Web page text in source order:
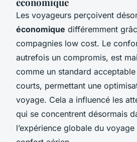
Les voyageurs perçoivent
économique différemment
compagnies low cost. Le
autrefois un compromis, est
comme un standard
courts, permettant une
voyage. Cela a influencé les
qui se concentrent désormais
l’expérience globale du